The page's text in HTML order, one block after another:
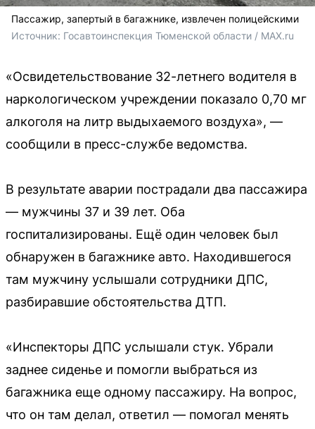
Пассажир, запертый в багажнике, извлечен полицейскими
Источник: Госавтоинспекция Тюменской области / MAX.ru
«Освидетельствование 32-летнего водителя в
наркологическом учреждении показало 0,70 мг
алкоголя на литр выдыхаемого воздуха», —
сообщили в пресс-службе ведомства.
В результате аварии пострадали два пассажира
— мужчины 37 и 39 лет. Оба
госпитализированы. Ещё один человек был
обнаружен в багажнике авто. Находившегося
там мужчину услышали сотрудники ДПС,
разбиравшие обстоятельства ДТП.
«Инспекторы ДПС услышали стук. Убрали
заднее сиденье и помогли выбраться из
багажника еще одному пассажиру. На вопрос,
что он там делал, ответил — помогал менять